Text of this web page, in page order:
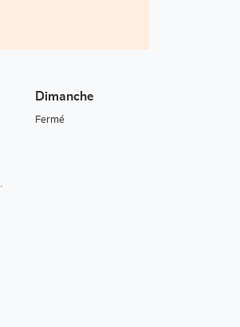
Dimanche
Fermé